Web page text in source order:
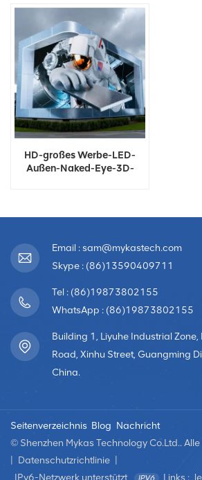
HD-großes Werbe-LED-
Außen-Naked-Eye-3D-
Email : sam@mykastech.com
Skype : (86)13590409711
Tel : (86)19873802155
WhatsApp : (86)19873802155
Building 1, Liyuhe Industrial
Road, Xinhu Street, Guangming
China.
Seitenverzeichnis Blog Nachricht
© Shenzhen Mykas Technology Co.Ltd..
Datenschutzrichtlinie
IPv6-Netzwerk unterstützt
Links :